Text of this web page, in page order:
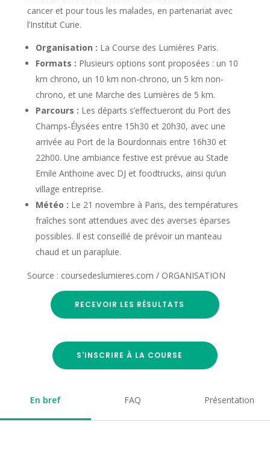
cancer et pour tous les malades, en partenariat avec
l’Institut Curie.
Organisation : La Course des Lumières Paris.
Formats : Plusieurs options sont proposées : un 10
km chrono, un 10 km non-chrono, un 5 km non-
chrono, et une Marche des Lumières de 5 km.
Parcours : Les départs s’effectueront du Port des
Champs-Élysées entre 15h30 et 20h30, avec une
arrivée au Port de la Bourdonnais entre 16h30 et
22h00. Une ambiance festive est prévue au Stade
Emile Anthoine avec DJ et foodtrucks, ainsi qu’un
village entreprise.
Météo : Le 21 novembre à Paris, des températures
fraîches sont attendues avec des averses éparses
possibles. Il est conseillé de prévoir un manteau
chaud et un parapluie.
Source : coursedeslumieres.com / ORGANISATION
RECEVOIR LES RÉSULTATS
S'INSCRIRE À LA COURSE
En bref FAQ Présentation